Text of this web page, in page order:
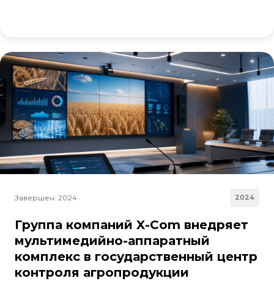
Завершен: 2024 2024
Группа компаний X-Com внедряет
мультимедийно-аппаратный
комплекс в государственный центр
контроля агропродукции